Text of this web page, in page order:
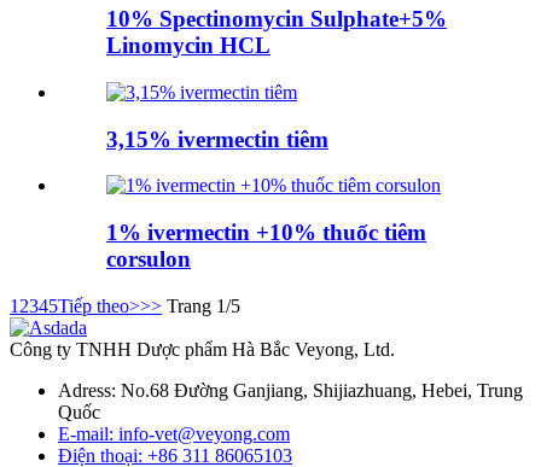
10% Spectinomycin Sulphate+5%
Linomycin HCL
3,15% ivermectin tiêm
1% ivermectin +10% thuốc tiêm
corsulon
1 2345Tiếp theo>>> Trang 1/5
Công ty TNHH Dược phẩm Hà Bắc Veyong, Ltd.
Adress: No.68 Đường Ganjiang, Shijiazhuang, Hebei, Trung
Quốc
E-mail: info-vet@veyong.com
Điện thoại: +86 311 86065103